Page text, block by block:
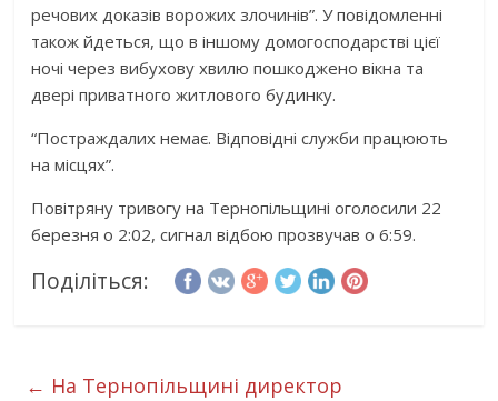
речових доказів ворожих злочинів”. У повідомленні
також йдеться, що в іншому домогосподарстві цієї
ночі через вибухову хвилю пошкоджено вікна та
двері приватного житлового будинку.
“Постраждалих немає. Відповідні служби працюють
на місцях”.
Повітряну тривогу на Тернопільщині оголосили 22
березня о 2:02, сигнал відбою прозвучав о 6:59.
Поділіться:
← На Тернопільщині директор